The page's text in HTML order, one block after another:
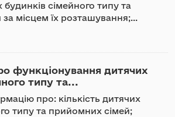
будинків сімейного типу та
місцем їх розташування;...
функціонування дитячих
типу та...
про: кількість дитячих
типу та прийомних сімей;